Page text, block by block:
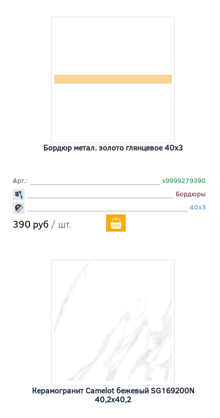
Бордюр метал. золото глянцевое 40x3
Арт.:
х9999279390
Бордюры
40x3
390 руб / шт.
Керамогранит Camelot бежевый SG169200N
40,2x40,2